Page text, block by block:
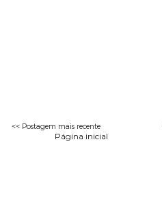
<< Postagem mais recente
Página inicial